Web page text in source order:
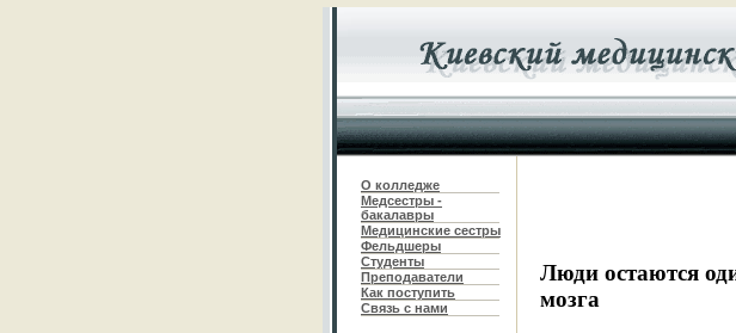
О колледже
Медсестры -
бакалавры
Медицинские сестры
Фельдшеры
Студенты
Преподаватели
Как поступить
Связь с нами
Люди остаются
мозга